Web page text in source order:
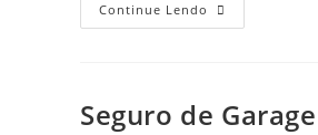
Continue Lendo
Seguro de